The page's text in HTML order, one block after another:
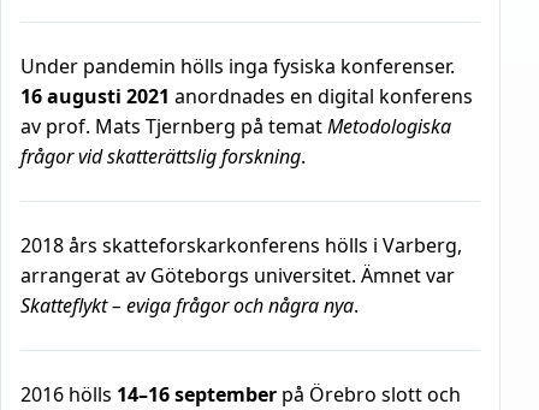
Under pandemin hölls inga fysiska konferenser.
16 augusti 2021 anordnades en digital konferens
av prof. Mats Tjernberg på tematMetodologiska
frågor vid skatterättslig forskning.
2018 års skatteforskarkonferens hölls i Varberg,
arrangerat av Göteborgs universitet. Ämnet var
Skatteflykt – eviga frågor och några nya.
2016 hölls 14–16 september på Örebro slott och